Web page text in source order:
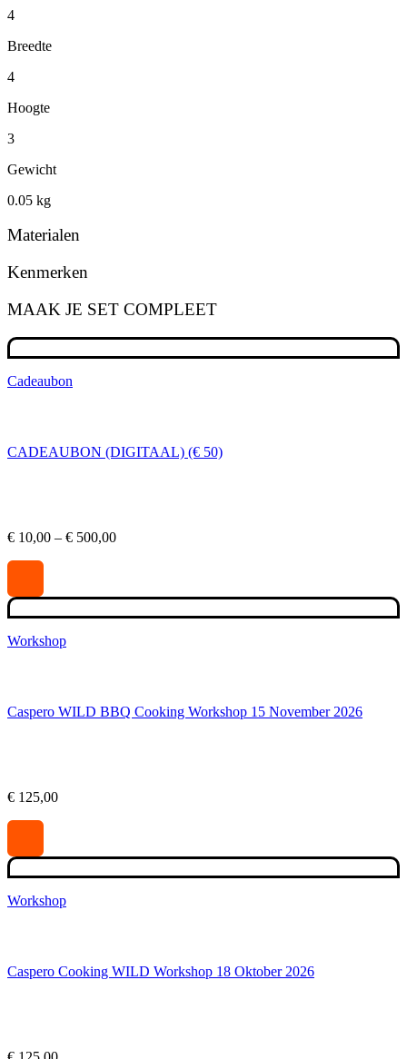
4
Breedte
4
Hoogte
3
Gewicht
0.05 kg
Materialen
Kenmerken
MAAK JE SET COMPLEET
Cadeaubon
CADEAUBON (DIGITAAL) (€ 50)
€ 10,00 – € 500,00Prijsklasse:
Workshop
Caspero WILD BBQ Cooking Workshop 15 November 2026
€ 125,00
Workshop
Caspero Cooking WILD Workshop 18 Oktober 2026